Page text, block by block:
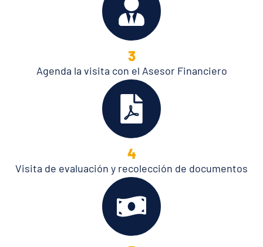
3
Agenda la visita con el Asesor Financiero
4
Visita de evaluación y recolección de documentos